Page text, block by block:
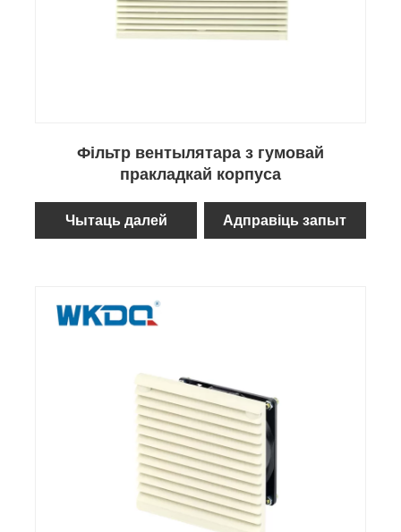
Фільтр вентылятара з гумовай
пракладкай корпуса
Чытаць далей Адправіць запыт